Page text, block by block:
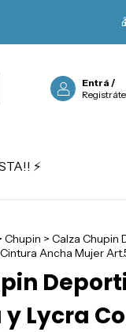
🎁
Entrá /
Registráte
⚡️
Chupin > Calza Chupin
Ancha Mujer
Lycra